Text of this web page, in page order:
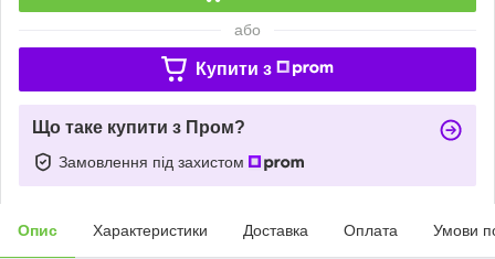
або
Купити з
Що таке купити з Пром?
Замовлення під захистом
Опис Характеристики Доставка Оплата Умови